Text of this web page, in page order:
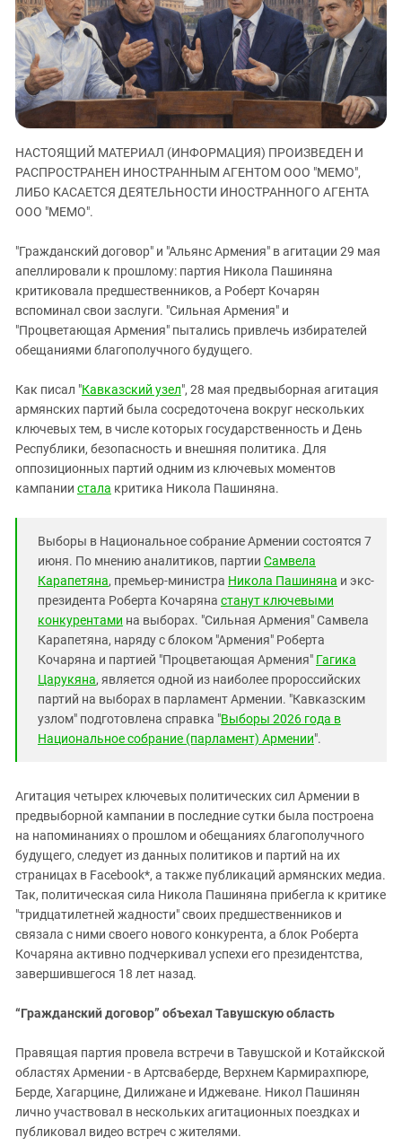
ЗАСТАВЛЯЕТ
КАВКАЗ ЗА ПАЛЕСТИНУ
ИНАКОМЫСЛИЕ В ЧЕЧНЕ
ПРЕСЛЕДОВАНИЕ АКТИВИСТОВ
МОБИЛИЗАЦИЯ И ПРОТЕСТЫ
Дагестан
Ингушетия
Кабардино-Балкария
Калмыкия
Карачаево-Черкесия
Краснодарский край
Российская Федерация
Северная Осетия - Алания
СКФО
Ставропольский край
Чечня
Южный Кавказ
ЮФО
НАСТОЯЩИЙ МАТЕРИАЛ (ИНФОРМАЦИЯ) ПРОИЗВЕДЕН И
РАСПРОСТРАНЕН ИНОСТРАННЫМ АГЕНТОМ ООО "МЕМО",
ЛИБО КАСАЕТСЯ ДЕЯТЕЛЬНОСТИ ИНОСТРАННОГО АГЕНТА
ООО "МЕМО".
"Гражданский договор" и "Альянс Армения" в агитации 29 мая
апеллировали к прошлому: партия Никола Пашиняна
критиковала предшественников, а Роберт Кочарян
вспоминал свои заслуги. "Сильная Армения" и
"Процветающая Армения" пытались привлечь избирателей
обещаниями благополучного будущего.
Как писал "Кавказский узел", 28 мая предвыборная агитация
армянских партий была сосредоточена вокруг нескольких
ключевых тем, в числе которых государственность и День
Республики, безопасность и внешняя политика. Для
оппозиционных партий одним из ключевых моментов
кампании стала критика Никола Пашиняна.
Выборы в Национальное собрание Армении состоятся 7
июня. По мнению аналитиков, партии Самвела
Карапетяна, премьер-министра Никола Пашиняна и экс-
президента Роберта Кочаряна станут ключевыми
конкурентами на выборах. "Сильная Армения" Самвела
Карапетяна, наряду с блоком "Армения" Роберта
Кочаряна и партией "Процветающая Армения" Гагика
Царукяна, является одной из наиболее пророссийских
партий на выборах в парламент Армении. "Кавказским
узлом" подготовлена справка "Выборы 2026 года в
Национальное собрание (парламент) Армении".
Агитация четырех ключевых политических сил Армении в
предвыборной кампании в последние сутки была построена
на напоминаниях о прошлом и обещаниях благополучного
будущего, следует из данных политиков и партий на их
страницах в Facebook*, а также публикаций армянских медиа.
Так, политическая сила Никола Пашиняна прибегла к критике
"тридцатилетней жадности" своих предшественников и
связала с ними своего нового конкурента, а блок Роберта
Кочаряна активно подчеркивал успехи его президентства,
завершившегося 18 лет назад.
“Гражданский договор” объехал Тавушскую область
Правящая партия провела встречи в Тавушской и Котайкской
областях Армении - в Артсваберде, Верхнем Кармирахпюре,
Берде, Хагарцине, Дилижане и Иджеване. Никол Пашинян
лично участвовал в нескольких агитационных поездках и
публиковал видео встреч с жителями.